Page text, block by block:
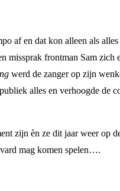
af en dat kon alleen als
missprak frontman Sam
werd de zanger op zijn
alles en verhoogde de
zijn èn ze dit jaar weer op
mag komen spelen….